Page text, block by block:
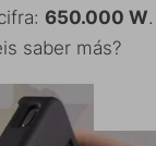
650.000 W
saber más?